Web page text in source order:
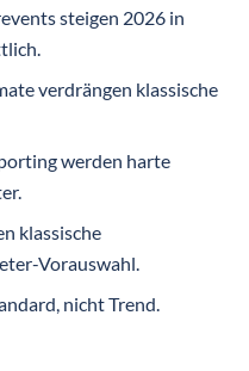
steigen 2026 in
verdrängen klassische
werden harte
klassische
Vorauswahl.
nicht Trend.